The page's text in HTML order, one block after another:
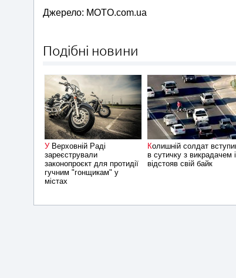
Джерело: MOTO.com.ua
Подібні новини
У Верховній Раді
зареєстрували
законопроєкт для протидії
гучним "гонщикам" у
містах
Колишній солдат вступив
в сутичку з викрадачем і
відстояв свій байк